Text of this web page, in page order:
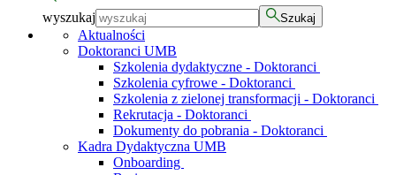
wyszukaj Szukaj
Aktualności
Doktoranci UMB
Szkolenia dydaktyczne - Doktoranci
Szkolenia cyfrowe - Doktoranci
Szkolenia z zielonej transformacji - Doktoranci
Rekrutacja - Doktoranci
Dokumenty do pobrania - Doktoranci
Kadra Dydaktyczna UMB
Onboarding